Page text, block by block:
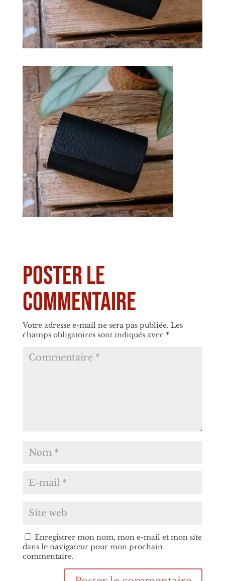
Poster le
commentaire
Votre adresse e-mail ne sera pas publiée. Les
champs obligatoires sont indiqués avec *
Enregistrer mon nom, mon e-mail et mon site
dans le navigateur pour mon prochain
commentaire.